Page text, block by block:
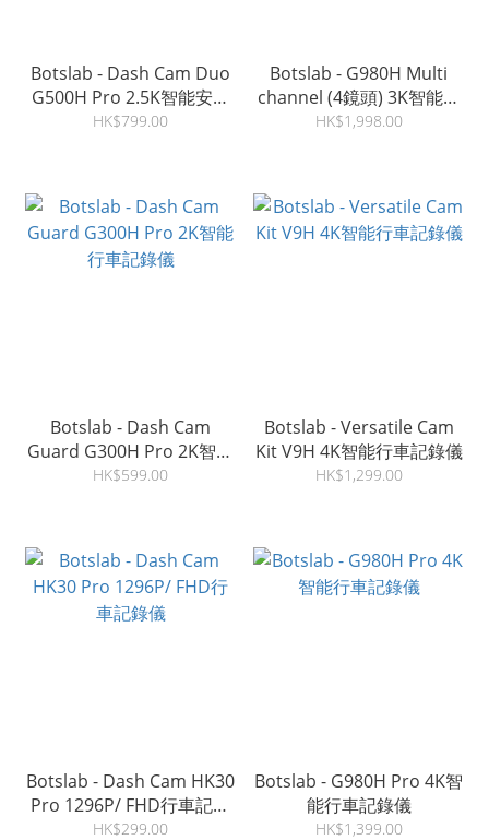
Botslab - Dash Cam Duo
G500H Pro 2.5K智能安全
行車記錄儀
HK$799.00
Botslab - G980H Multi
channel (4鏡頭) 3K智能行
車記錄儀
HK$1,998.00
Botslab - Dash Cam
Guard G300H Pro 2K智能
行車記錄儀
HK$599.00
Botslab - Versatile Cam
Kit V9H 4K智能行車記錄儀
HK$1,299.00
Botslab - Dash Cam HK30
Pro 1296P/ FHD行車記錄
儀
HK$299.00
Botslab - G980H Pro 4K智
能行車記錄儀
HK$1,399.00